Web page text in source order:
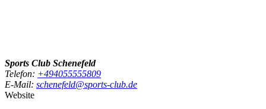
Sports Club Schenefeld
Telefon: +494055555809
E-Mail: schenefeld@sports-club.de
Website